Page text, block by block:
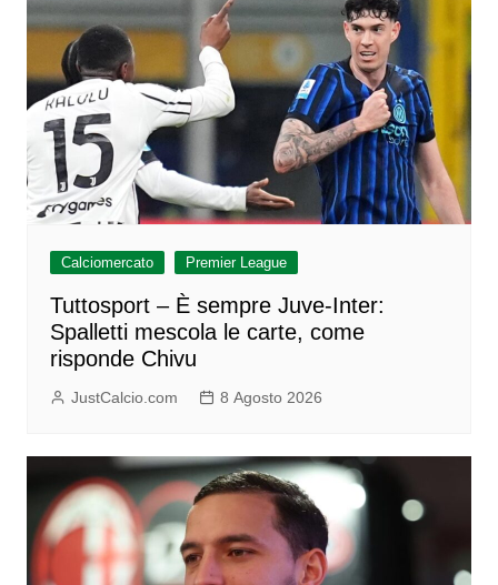
Calciomercato Premier League
Tuttosport – È sempre Juve-Inter:
Spalletti mescola le carte, come
risponde Chivu
JustCalcio.com 8 Agosto 2026